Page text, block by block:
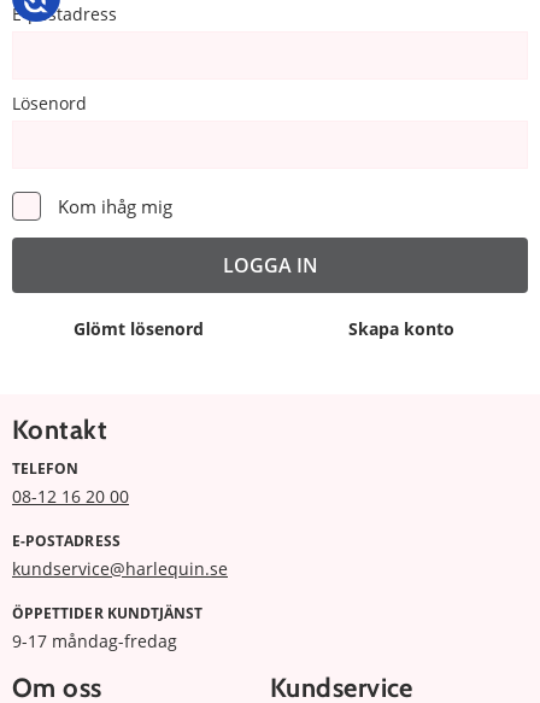
E-postadress
Lösenord
Kom ihåg mig
Glömt lösenord Skapa konto
Kontakt
TELEFON
08-12 16 20 00
E-POSTADRESS
kundservice@harlequin.se
ÖPPETTIDER KUNDTJÄNST
9-17 måndag-fredag
Om oss Kundservice